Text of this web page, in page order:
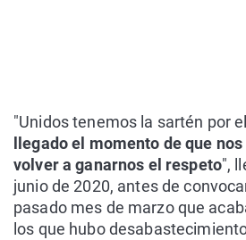
"Unidos tenemos la sartén por
llegado el momento de que
volver a ganarnos el respeto",
junio de 2020, antes de
pasado mes de marzo que
los que hubo